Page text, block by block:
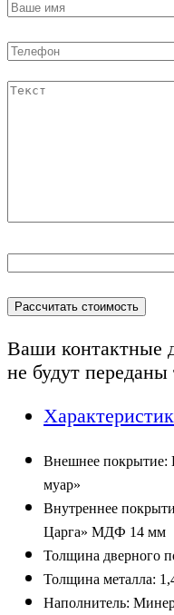
Ваши контактные
не будут переданы
Внешнее покрытие:
муар»
Внутреннее
Царга» МДФ 14 мм
Толщина дверного
Толщина металла:
Наполнитель: